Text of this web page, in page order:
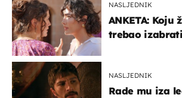
NASLJEDNIK
ANKETA: Koju
trebao
NASLJEDNIK
Rade mu iza